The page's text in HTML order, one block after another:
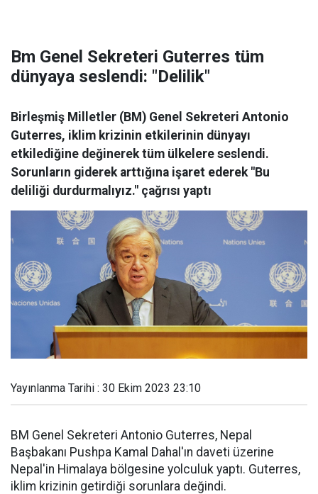
Bm Genel Sekreteri Guterres tüm
dünyaya seslendi: "Delilik"
Birleşmiş Milletler (BM) Genel Sekreteri Antonio
Guterres, iklim krizinin etkilerinin dünyayı
etkilediğine değinerek tüm ülkelere seslendi.
Sorunların giderek arttığına işaret ederek "Bu
deliliği durdurmalıyız." çağrısı yaptı
Yayınlanma Tarihi : 30 Ekim 2023 23:10
BM Genel Sekreteri Antonio Guterres, Nepal
Başbakanı Pushpa Kamal Dahal'ın daveti üzerine
Nepal'in Himalaya bölgesine yolculuk yaptı. Guterres,
iklim krizinin getirdiği sorunlara değindi.